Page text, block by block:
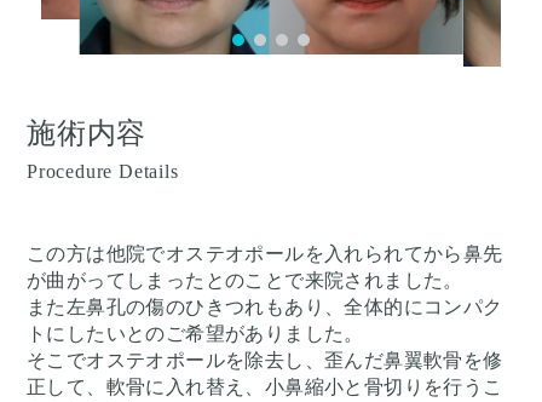
施術内容
Procedure Details
この方は他院でオステオポールを入れられてから鼻先
が曲がってしまったとのことで来院されました。
また左鼻孔の傷のひきつれもあり、全体的にコンパク
トにしたいとのご希望がありました。
そこでオステオポールを除去し、歪んだ鼻翼軟骨を修
正して、軟骨に入れ替え、小鼻縮小と骨切りを行うこ